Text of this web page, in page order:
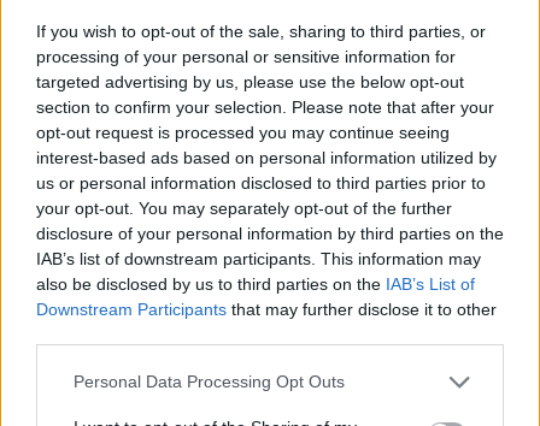
If you wish to opt-out of the sale, sharing to third parties, or
processing of your personal or sensitive information for
targeted advertising by us, please use the below opt-out
section to confirm your selection. Please note that after your
opt-out request is processed you may continue seeing
interest-based ads based on personal information utilized by
us or personal information disclosed to third parties prior to
your opt-out. You may separately opt-out of the further
disclosure of your personal information by third parties on the
IAB’s list of downstream participants. This information may
also be disclosed by us to third parties on the IAB’s List of
Downstream Participants that may further disclose it to other
Personal Data Processing Opt Outs
Šios problemos mus kamuoja nuo 2016 metų, niekas
nejuda į priekį", - pasakojo J. Tulabienė.
Kitos kalbintos organizacijos - Klaipėdos miesto
bendrijos „Artritas“ vadovė Sigita Kurmelienė tikino,
jog apskritai pasigenda Savivaldybės dėmesio
mažesnėms organizacijoms.
„Taip jau nutiko, kad šiais metais mes išvis neturime
jokio finansavimo. Kai pradėjo akredituoti neįgaliųjų
organizacijas, supratome, kad mažoms
organizacijoms bus sunku dirbti. Mūsų kaštai labai